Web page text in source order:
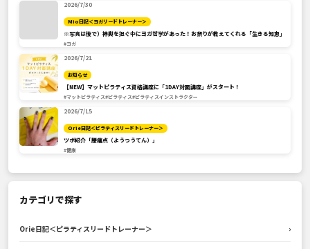
2026/7/30
Mio日記＜ヨガリードトレーナー＞
※写真は後で）神輿を担ぐ中にヨガ哲学があった！お祭りが教えてくれる「生きる知恵」
#ヨガ
2026/7/21
お知らせ
【NEW】マットピラティス資格講座に「1DAY対面講座」がスタート！
#マットピラティス#ピラティス#ピラティスインストラクター
2026/7/15
Orie日記＜ピラティスリードトレーナー＞
ツボ紹介「腰痛点（ようつうてん）」
#健康
カテゴリで探す
Orie日記＜ピラティスリードトレーナー＞ ›